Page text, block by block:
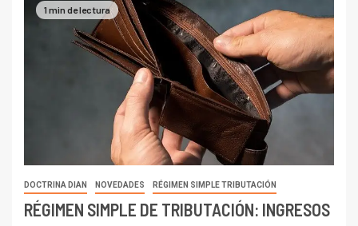
1 min de lectura
DOCTRINA DIAN NOVEDADES RÉGIMEN SIMPLE TRIBUTACIÓN
RÉGIMEN SIMPLE DE TRIBUTACIÓN: INGRESOS